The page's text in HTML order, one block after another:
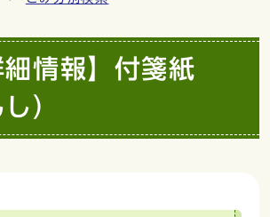
細情報】付箋紙
）